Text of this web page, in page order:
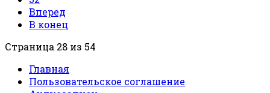
Вперед
В конец
Страница 28 из 54
Главная
Пользовательское соглашение